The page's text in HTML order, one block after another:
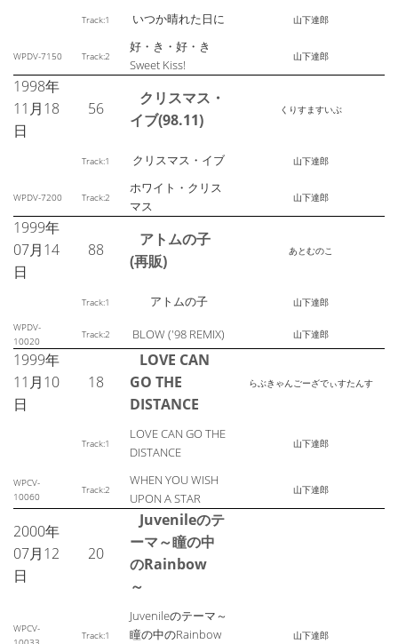
Track:1 いつか晴れた日に 山下達郎
WPDV-7150 Track:2
好・き・好・き
Sweet Kiss!
山下達郎
1998年
11月18
日
56
クリスマス・
イブ(98.11)
くりすますいぶ
Track:1 クリスマス・イブ 山下達郎
WPDV-7200 Track:2
ホワイト・クリス
マス
山下達郎
1999年
07月14
日
88
アトムの子
(再販)
あとむのこ
Track:1 アトムの子 山下達郎
WPDV-
10020
Track:2 BLOW ('98 REMIX) 山下達郎
1999年
11月10
日
18
LOVE CAN
GO THE
DISTANCE
らぶきゃんごーざでぃすたんす
Track:1
LOVE CAN GO THE
DISTANCE
山下達郎
WPCV-
10060
Track:2
WHEN YOU WISH
UPON A STAR
山下達郎
2000年
07月12
日
20
Juvenileのテ
ーマ～瞳の中
のRainbow
～
WPCV-
Track:1
Juvenileのテーマ～
瞳の中のRainbow
山下達郎